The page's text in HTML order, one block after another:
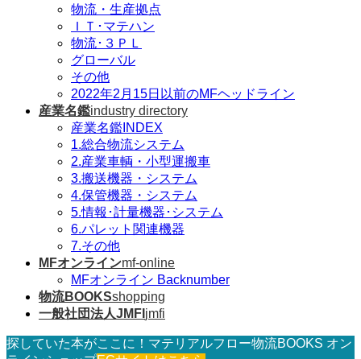
物流・生産拠点
ＩＴ･マテハン
物流･３ＰＬ
グローバル
その他
2022年2月15日以前のMFヘッドライン
産業名鑑industry directory
産業名鑑INDEX
1.総合物流システム
2.産業車輌・小型運搬車
3.搬送機器・システム
4.保管機器・システム
5.情報･計量機器･システム
6.パレット関連機器
7.その他
MFオンラインmf-online
MFオンライン Backnumber
物流BOOKSshopping
一般社団法人JMFI jmfi
探していた本がここに！マテリアルフロー物流BOOKS オン